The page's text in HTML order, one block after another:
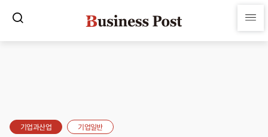
기업과산업 기업일반